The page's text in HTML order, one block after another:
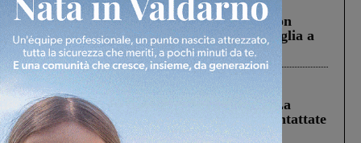
Scomparso da una struttura di Castiglion
Fiorentino l’uomo che aveva ucciso la figlia a
Levane nel 2020
Cronaca 5 Agosto 2026
Continuano le ricerche di Miah Billal. La
Prefettura: “In caso di avvistamento contattate
il 112”